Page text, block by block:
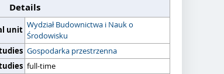
Details
unit Wydział Budownictwa i Nauk o
Środowisku
Gospodarka przestrzenna
full-time